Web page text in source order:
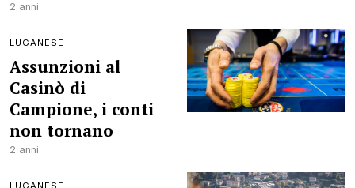
2 anni
LUGANESE
Assunzioni al
Casinò di
Campione, i conti
non tornano
2 anni
LUGANESE